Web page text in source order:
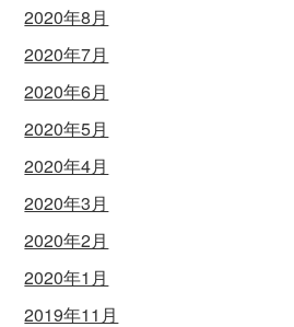
2020年8月
2020年7月
2020年6月
2020年5月
2020年4月
2020年3月
2020年2月
2020年1月
2019年11月